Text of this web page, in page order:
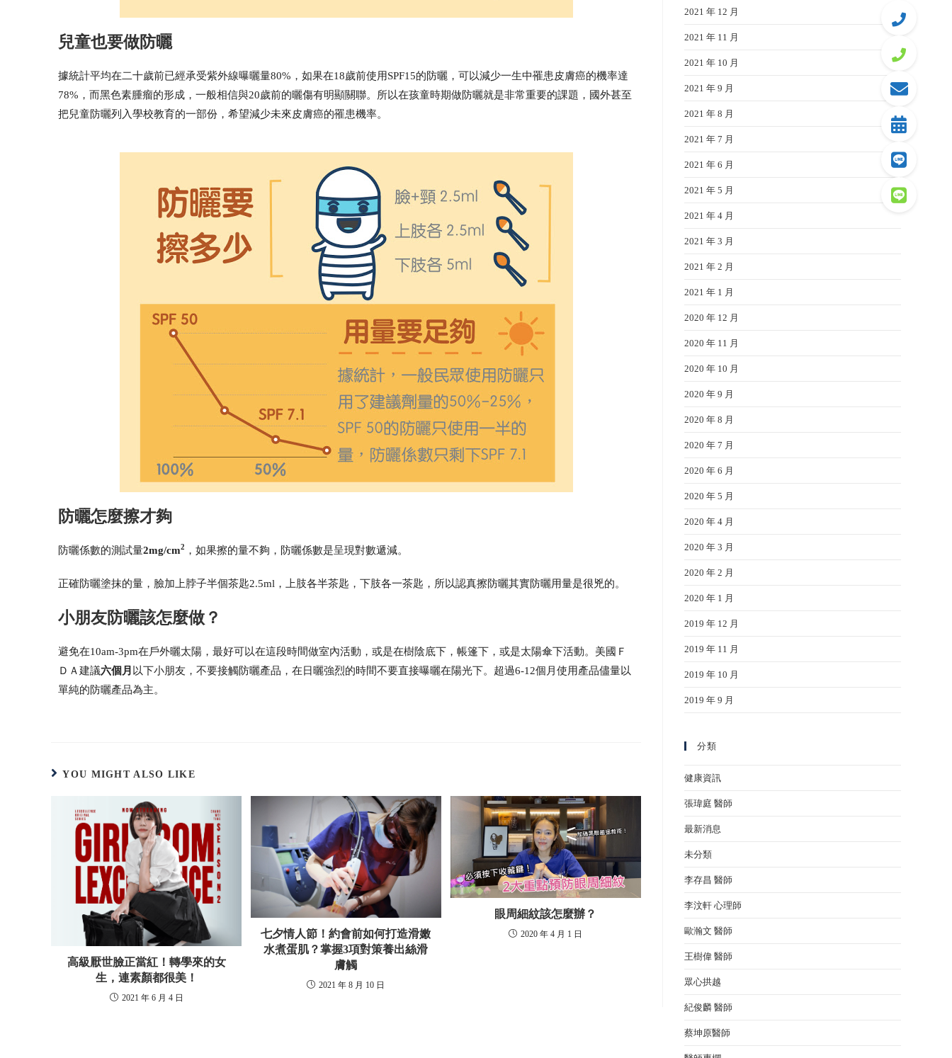
兒童也要做防曬
據統計平均在二十歲前已經承受紫外線曝曬量80%，如果在18歲前使用SPF15的防曬，可以減少一生中罹患皮膚癌的機率達
78%，而黑色素腫瘤的形成，一般相信與20歲前的曬傷有明顯關聯。所以在孩童時期做防曬就是非常重要的課題，國外甚至
把兒童防曬列入學校教育的一部份，希望減少未來皮膚癌的罹患機率。
防曬怎麼擦才夠
防曬係數的測試量2mg/cm2 ，如果擦的量不夠，防曬係數是呈現對數遞減。
正確防曬塗抹的量，臉加上脖子半個茶匙2.5ml，上肢各半茶匙，下肢各一茶匙，所以認真擦防曬其實防曬用量是很兇的。
小朋友防曬該怎麼做？
避免在10am-3pm在戶外曬太陽，最好可以在這段時間做室內活動，或是在樹陰底下，帳篷下，或是太陽傘下活動。美國Ｆ
ＤＡ建議六個月 以下小朋友，不要接觸防曬產品，在日曬強烈的時間不要直接曝曬在陽光下。超過6-12個月使用產品儘量以
單純的防曬產品為主。
YOU MIGHT ALSO LIKE
高級厭世臉正當紅！轉學來的女
生，連素顏都很美！
2021 年 6 月 4 日
七夕情人節！約會前如何打造滑嫩
水煮蛋肌？掌握3項對策養出絲滑
膚觸
2021 年 8 月 10 日
眼周細紋該怎麼辦？
2020 年 4 月 1 日
2021 年 12 月
2021 年 11 月
2021 年 10 月
2021 年 9 月
2021 年 8 月
2021 年 7 月
2021 年 6 月
2021 年 5 月
2021 年 4 月
2021 年 3 月
2021 年 2 月
2021 年 1 月
2020 年 12 月
2020 年 11 月
2020 年 10 月
2020 年 9 月
2020 年 8 月
2020 年 7 月
2020 年 6 月
2020 年 5 月
2020 年 4 月
2020 年 3 月
2020 年 2 月
2020 年 1 月
2019 年 12 月
2019 年 11 月
2019 年 10 月
2019 年 9 月
分類
健康資訊
張瑋庭 醫師
最新消息
未分類
李存昌 醫師
李汶軒 心理師
歐瀚文 醫師
王樹偉 醫師
眾心拱越
紀俊麟 醫師
蔡坤原醫師